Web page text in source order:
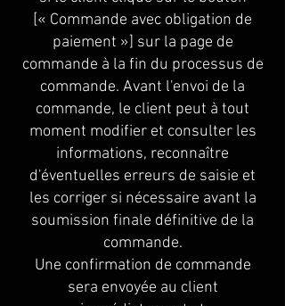
[« Commande avec obligation de
paiement »] sur la page de
commande à la fin du processus de
commande. Avant l'envoi de la
commande, le client peut à tout
moment modifier et consulter les
informations, reconnaître
d'éventuelles erreurs de saisie et
les corriger si nécessaire avant la
soumission finale définitive de la
commande.
Une confirmation de commande
sera envoyée au client